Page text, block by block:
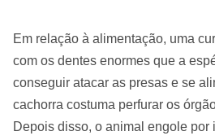
Em relação à alimentação, uma
com os dentes enormes que a
conseguir atacar as presas e se
cachorra costuma perfurar os
Depois disso, o animal engole por